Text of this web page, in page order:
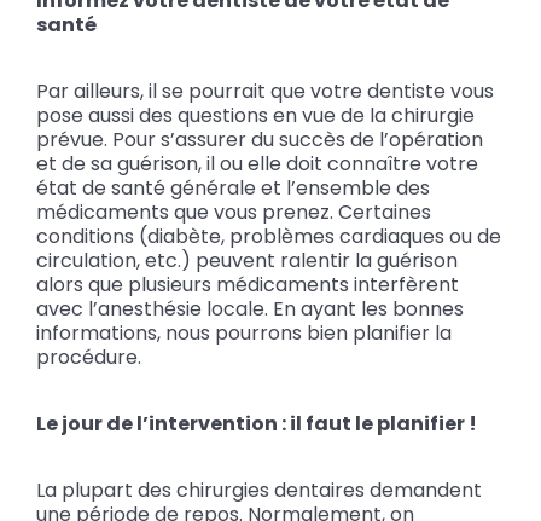
santé
Par ailleurs, il se pourrait que votre dentiste vous
pose aussi des questions en vue de la chirurgie
prévue. Pour s’assurer du succès de l’opération
et de sa guérison, il ou elle doit connaître votre
état de santé générale et l’ensemble des
médicaments que vous prenez. Certaines
conditions (diabète, problèmes cardiaques ou de
circulation, etc.) peuvent ralentir la guérison
alors que plusieurs médicaments interfèrent
avec l’anesthésie locale. En ayant les bonnes
informations, nous pourrons bien planifier la
procédure.
Le jour de l’intervention : il faut le planifier !
La plupart des chirurgies dentaires demandent
une période de repos. Normalement, on